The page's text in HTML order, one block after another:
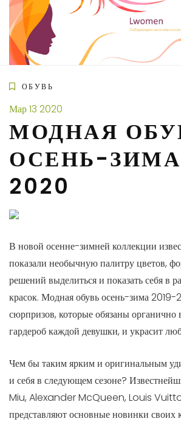
Skip
content
ОБУВЬ
Мар13 2020
МОДНАЯ
ОСЕНЬ-ЗИМА
2020
В новой осенне-зимней коллекции
показали необычную палитру цветов,
решений выделиться и показать себя в
красок. Модная обувь осень-зима 2019-
сюрпризов, которые обязаны органично
гардероб каждой девушки, и украсит
Чем бы таким ярким и оригинальным
и себя в следующем сезоне?
Miu, Alexander McQueen, Louis
представляют основные новинки своих